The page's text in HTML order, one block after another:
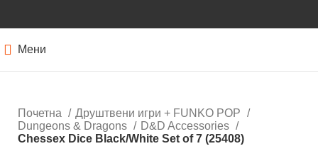
Мени
Почетна
Друштвени игри + FUNKO POP
Dungeons & Dragons
D&D Accessories
Chessex Dice Black/White Set of 7 (25408)